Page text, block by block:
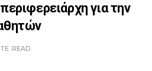
για την
READ